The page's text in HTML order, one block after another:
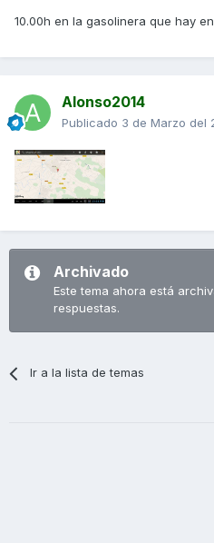
10.00h en la gasolinera que hay
Alonso2014
Publicado 3 de Marzo del
Archivado
Este tema ahora está
respuestas.
Ir a la lista de temas